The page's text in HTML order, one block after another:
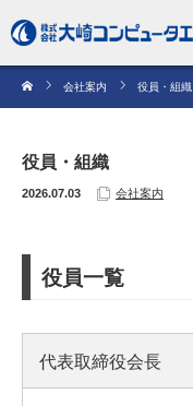
会社案内 役員・組織
役員・組織
2026.07.03 会社案内
役員一覧
代表取締役会長